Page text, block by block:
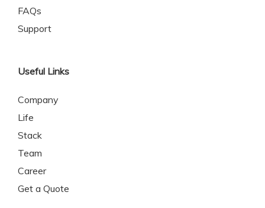
FAQs
Support
Useful Links
Company
Life
Stack
Team
Career
Get a Quote